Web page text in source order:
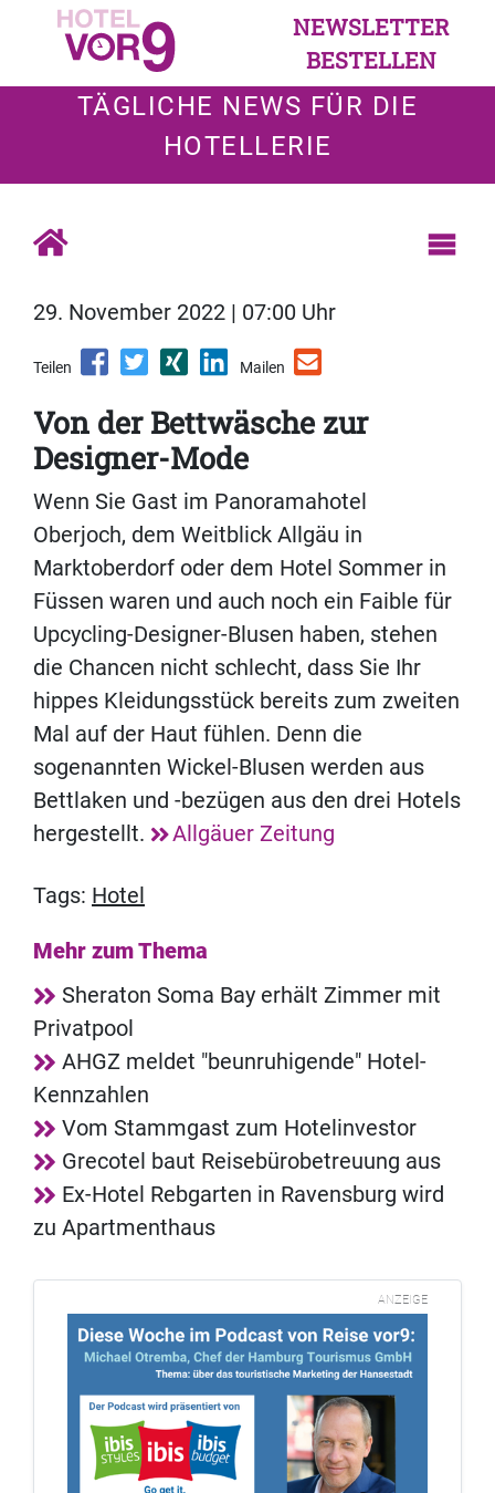
NEWSLETTER
BESTELLEN
TÄGLICHE NEWS FÜR DIE
HOTELLERIE
29. November 2022 | 07:00 Uhr
Teilen Mailen
Von der Bettwäsche zur
Designer-Mode
Wenn Sie Gast im Panoramahotel
Oberjoch, dem Weitblick Allgäu in
Marktoberdorf oder dem Hotel Sommer in
Füssen waren und auch noch ein Faible für
Upcycling-Designer-Blusen haben, stehen
die Chancen nicht schlecht, dass Sie Ihr
hippes Kleidungsstück bereits zum zweiten
Mal auf der Haut fühlen. Denn die
sogenannten Wickel-Blusen werden aus
Bettlaken und -bezügen aus den drei Hotels
hergestellt.
Allgäuer Zeitung
Tags: Hotel
Mehr zum Thema
Sheraton Soma Bay erhält Zimmer mit
Privatpool
AHGZ meldet "beunruhigende" Hotel-
Kennzahlen
Vom Stammgast zum Hotelinvestor
Grecotel baut Reisebürobetreuung aus
Ex-Hotel Rebgarten in Ravensburg wird
zu Apartmenthaus
ANZEIGE